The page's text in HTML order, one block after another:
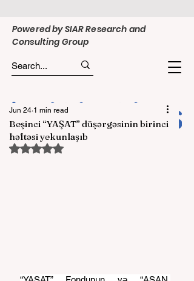
Powered by SIAR Research and
Consulting Group
Beşinci “YAŞAT” düşərgəsinin birinci
həftəsi yekunlaşıb
Jun 24 1 min read
Rated NaN out of 5 stars.